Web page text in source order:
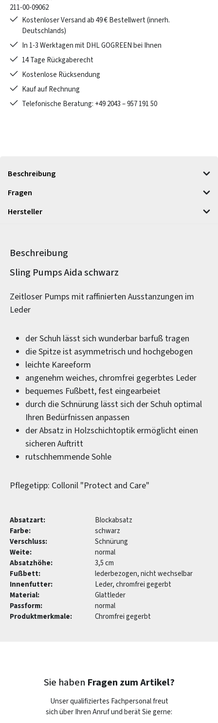
211-00-09062
Kostenloser Versand ab 49 € Bestellwert (innerh.
Deutschlands)
In 1-3 Werktagen mit DHL GOGREEN bei Ihnen
14 Tage Rückgaberecht
Kostenlose Rücksendung
Kauf auf Rechnung
Telefonische Beratung: +49 2043 – 957 191 50
Beschreibung
Fragen
Hersteller
Beschreibung
Produktinformationen
Sling Pumps Aida schwarz
Zeitloser Pumps mit raffinierten Ausstanzungen im
Leder
der Schuh lässt sich wunderbar barfuß tragen
die Spitze ist asymmetrisch und hochgebogen
leichte Kareeform
angenehm weiches, chromfrei gegerbtes Leder
bequemes Fußbett, fest eingearbeiet
durch die Schnürung lässt sich der Schuh optimal
Ihren Bedürfnissen anpassen
der Absatz in Holzschichtoptik ermöglicht einen
sicheren Auftritt
rutschhemmende Sohle
Pflegetipp: Collonil "Protect and Care"
Absatzart:
Blockabsatz
Farbe:
schwarz
Verschluss:
Schnürung
Weite:
normal
Absatzhöhe:
3,5 cm
Fußbett:
lederbezogen, nicht wechselbar
Innenfutter:
Leder, chromfrei gegerbt
Material:
Glattleder
Passform:
normal
Produktmerkmale:
Chromfrei gegerbt
Sie haben Fragen zum Artikel?
Unser qualifiziertes Fachpersonal freut
sich über Ihren Anruf und berät Sie gerne: